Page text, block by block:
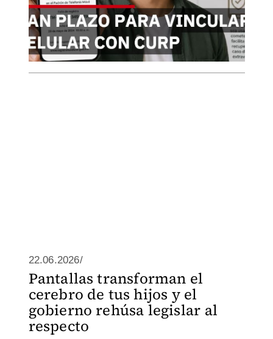
22.06.2026/
Pantallas transforman el
cerebro de tus hijos y el
gobierno rehúsa legislar al
respecto